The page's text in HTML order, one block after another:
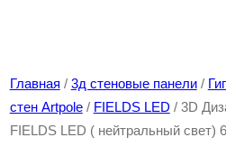
Главная / 3д стеновые панели/
стен Artpole/ FIELDS LED / 3D
FIELDS LED ( нейтральный свет)